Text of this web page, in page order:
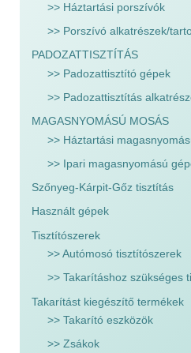
>> Háztartási porszívók
>> Porszívó alkatrészek/
PADOZATTISZTÍTÁS
>> Padozattisztító gépek
>> Padozattisztítás
MAGASNYOMÁSÚ MOSÁS
>> Háztartási
>> Ipari magasnyomású
Szőnyeg-Kárpit-Gőz tisztítás
Használt gépek
Tisztítószerek
>> Autómosó tisztítószerek
>> Takarításhoz szükséges
Takarítást kiegészítő termékek
>> Takarító eszközök
>> Zsákok